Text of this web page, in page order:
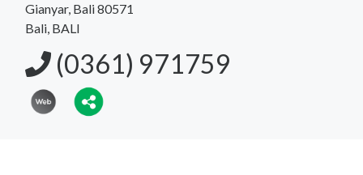
Gianyar, Bali 80571
Bali, BALI
(0361) 971759